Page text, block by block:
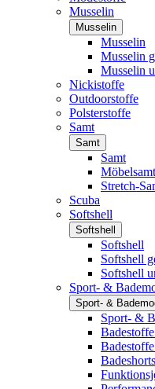
Musselin
Musselin
Musselin
Musselin
Musselin
Nickistoffe
Outdoorstoffe
Polsterstoffe
Samt
Samt
Samt
Möbelsamt
Stretch-
Scuba
Softshell
Softshell
Softshell
Softshell
Softshell
Sport- &
Sport- &
Sport- &